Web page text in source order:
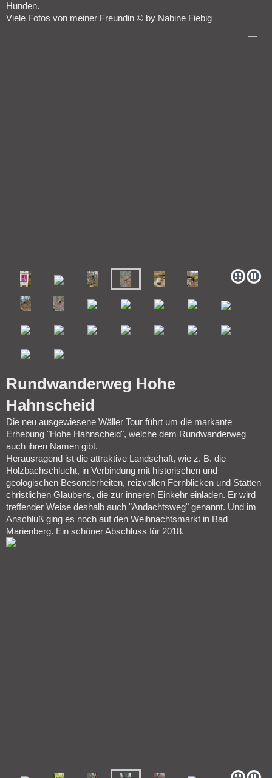
Hunden.
Viele Fotos von meiner Freundin © by Nabine Fiebig
Rundwanderweg Hohe
Hahnscheid
Die neu ausgewiesene Wäller Tour führt um die markante
Erhebung "Hohe Hahnscheid", welche dem Rundwanderweg
auch ihren Namen gibt.
Herausragend ist die attraktive Landschaft, wie z. B. die
Holzbachschlucht, in Verbindung mit historischen und
geologischen Besonderheiten, reizvollen Fernblicken und Stätten
christlichen Glaubens, die zur inneren Einkehr einladen. Er wird
treffender Weise deshalb auch "Andachtsweg" genannt. Und im
Anschluß ging es noch auf den Weihnachtsmarkt in Bad
Marienberg. Ein schöner Abschluss für 2018.